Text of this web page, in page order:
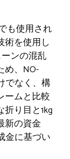
も使用され
術を使用し
ンの混乱
め、NO-
でなく、構
ームと比較
り目と1kg
新の資金
金に基づい